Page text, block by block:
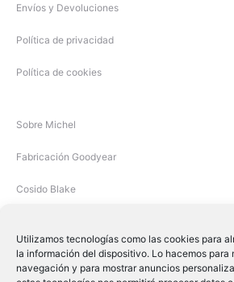
Utilizamos tecnologías como las cookies para
la información del dispositivo. Lo hacemos para
navegación y para mostrar anuncios
Envíos y Devoluciones
Política de privacidad
Política de cookies
Sobre Michel
Fabricación Goodyear
Cosido Blake